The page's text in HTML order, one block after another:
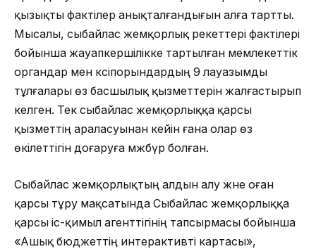
қызықты фактілер анықталғандығын алға тартты.
Мысалы, сыбайлас жемқорлық әрекеттері фактілері
бойынша жауапкершілікке тартылған мемлекеттік
органдар мен кәсіпорындардың 9 лауазымды
тұлғалары өз басшылық қызметтерін жалғастырып
келген. Тек сыбайлас жемқорлыққа қарсы
қызметтің араласуынан кейін ғана олар өз
өкілеттігін доғаруға мәжбүр болған.
Сыбайлас жемқорлықтың алдын алу және оған
қарсы тұру мақсатында Сыбайлас жемқорлыққа
қарсы іс-қимыл агенттігінің тапсырмасы бойынша
«Ашық бюджеттің интерактивті картасы»,